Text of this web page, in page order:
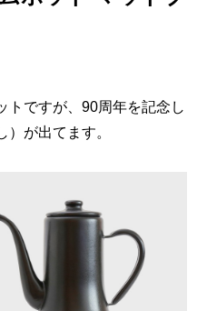
トですが、90周年を記念し
が出てます。